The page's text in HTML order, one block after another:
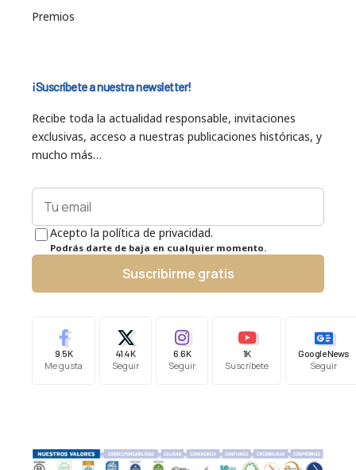
Premios
¡Suscríbete a nuestra newsletter!
Recibe toda la actualidad responsable, invitaciones
exclusivas, acceso a nuestras publicaciones históricas, y
mucho más…
Acepto la política de privacidad.
Podrás darte de baja en cualquier momento.
Suscribirme gratis
9.5K
Me gusta
41.4K
Seguir
6.6K
Seguir
1K
Suscríbete
Google News
Seguir